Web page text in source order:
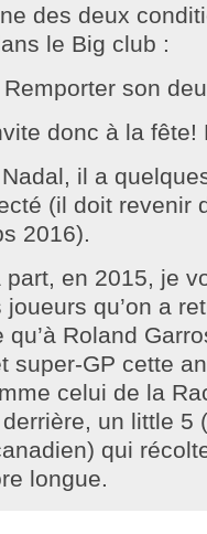
des deux
le Big club :
son
donc à la fête!
il a
(il doit revenir
2016).
part, en 2015, je
joueurs qu’on a
qu’à Roland
super-GP cette
celui de la
un little 5
qui
longue.